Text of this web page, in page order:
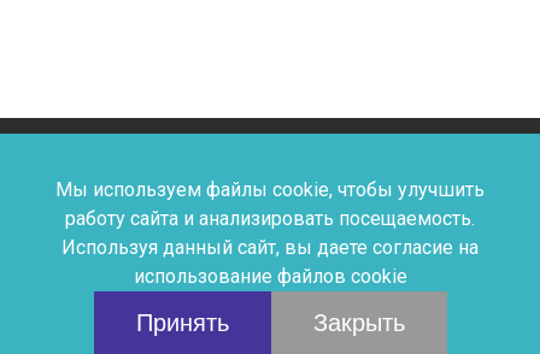
Дыши Искусством © Детская
Школа Искусств №2
Мы используем файлы cookie, чтобы улучшить
работу сайта и анализировать посещаемость.
Используя данный сайт, вы даете согласие на
использование файлов cookie
Принять Закрыть